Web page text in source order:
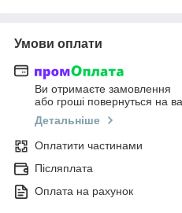
Умови оплати
Ви отримаєте замовлення
або гроші повернуться на
Детальніше
Оплатити частинами
Післяплата
Оплата на рахунок